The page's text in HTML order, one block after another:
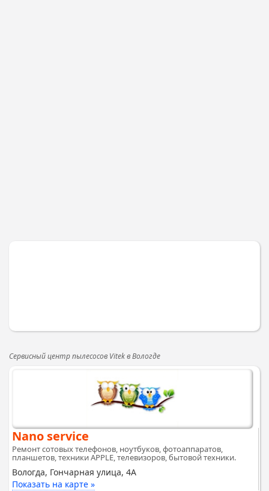
Сервисный центр пылесосов Vitek в Вологде
Nano service
Ремонт сотовых телефонов, ноутбуков, фотоаппаратов,
планшетов, техники APPLE, телевизоров, бытовой техники.
Вологда, Гончарная улица, 4А
Показать на карте »